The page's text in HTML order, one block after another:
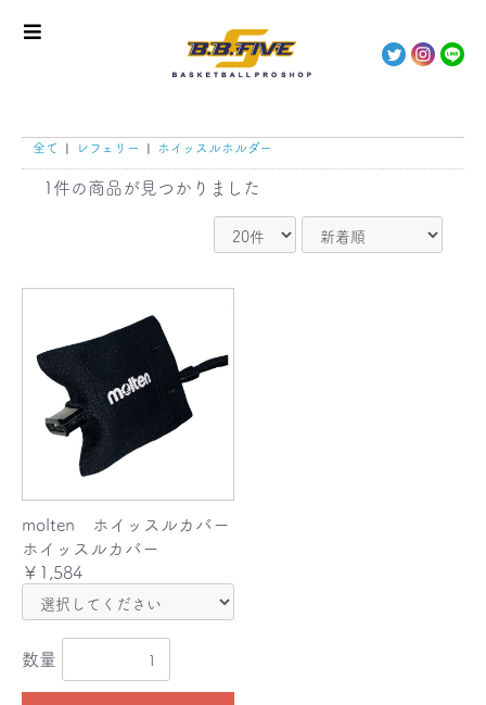
全て | レフェリー | ホイッスルホルダー
1件の商品が見つかりました
molten ホイッスルカバー
ホイッスルカバー
￥1,584
数量